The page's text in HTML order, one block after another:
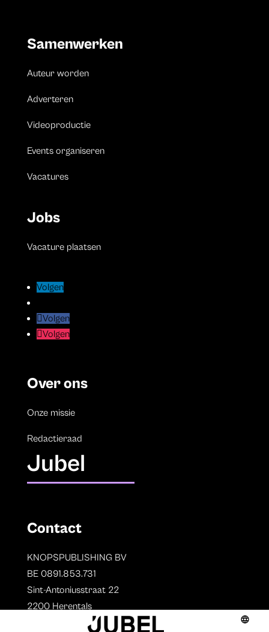
Samenwerken
Auteur worden
Adverteren
Videoproductie
Events organiseren
Vacatures
Jobs
Vacature plaatsen
VolgenVolgen
VolgenVolgen
VolgenVolgen
Over ons
Onze missie
Redactieraad
Jubel
Contact
KNOPSPUBLISHING BV
BE 0891.853.731
Sint-Antoniusstraat 22
2200 Herentals